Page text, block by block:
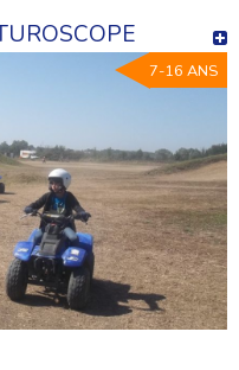
7-16 ANS